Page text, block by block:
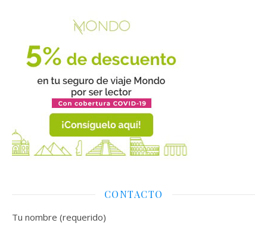
CONTACTO
Tu nombre (requerido)